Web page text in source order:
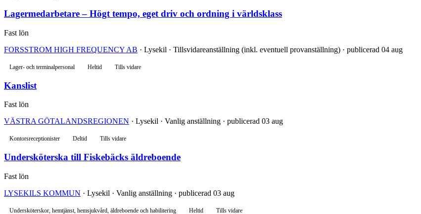
Lagermedarbetare – Högt tempo, eget driv och ordning i världsklass
Fast lön
FORSSTROM HIGH FREQUENCY AB · Lysekil · Tillsvidareanställning (inkl. eventuell provanställning) · publicerad 04 aug
Lager- och terminalpersonal Heltid Tills vidare
Kanslist
Fast lön
VÄSTRA GÖTALANDSREGIONEN · Lysekil · Vanlig anställning · publicerad 03 aug
Kontorsreceptionister Deltid Tills vidare
Undersköterska till Fiskebäcks äldreboende
Fast lön
LYSEKILS KOMMUN · Lysekil · Vanlig anställning · publicerad 03 aug
Undersköterskor, hemtjänst, hemsjukvård, äldreboende och habilitering Heltid Tills vidare